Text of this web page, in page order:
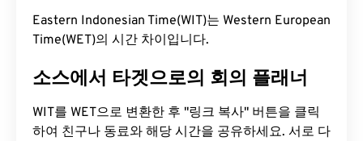
Eastern Indonesian Time(WIT)는 Western European
Time(WET)의 시간 차이입니다.
소스에서 타겟으로의 회의 플래너
WIT를 WET으로 변환한 후 "링크 복사" 버튼을 클릭
하여 친구나 동료와 해당 시간을 공유하세요. 서로 다